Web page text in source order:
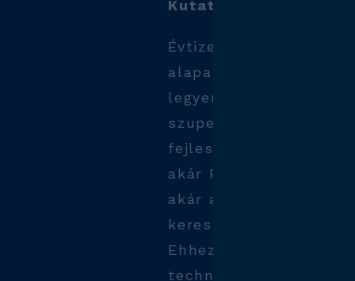
Kutatás-fejlesztés
Évtizedek óta a
alapanyagok
legyen az kerámia
szuperötvözet,
fejlesztésünk. Képesek
akár Rene, N2M
akár a kerámia
keresztüli furatozásra
Ehhez speciális
technológiákkal